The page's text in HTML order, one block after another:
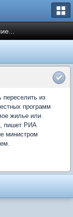
переселить из
программ
жилье или
пишет РИА
министром